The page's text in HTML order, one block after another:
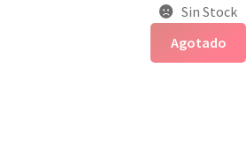
Sin Stock
Agotado